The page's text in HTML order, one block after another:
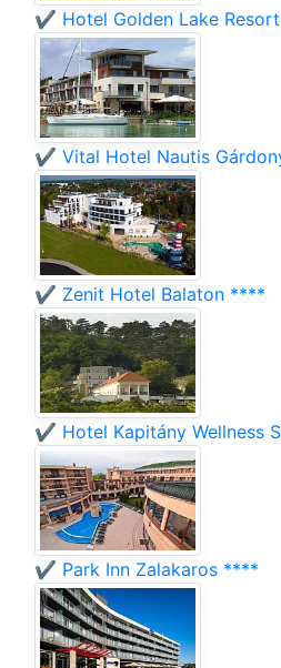
✔️ Hotel Golden Lake
✔️ Vital Hotel Nautis
✔️ Zenit Hotel Balaton ****
✔️ Hotel Kapitány Wellness
✔️ Park Inn Zalakaros ****